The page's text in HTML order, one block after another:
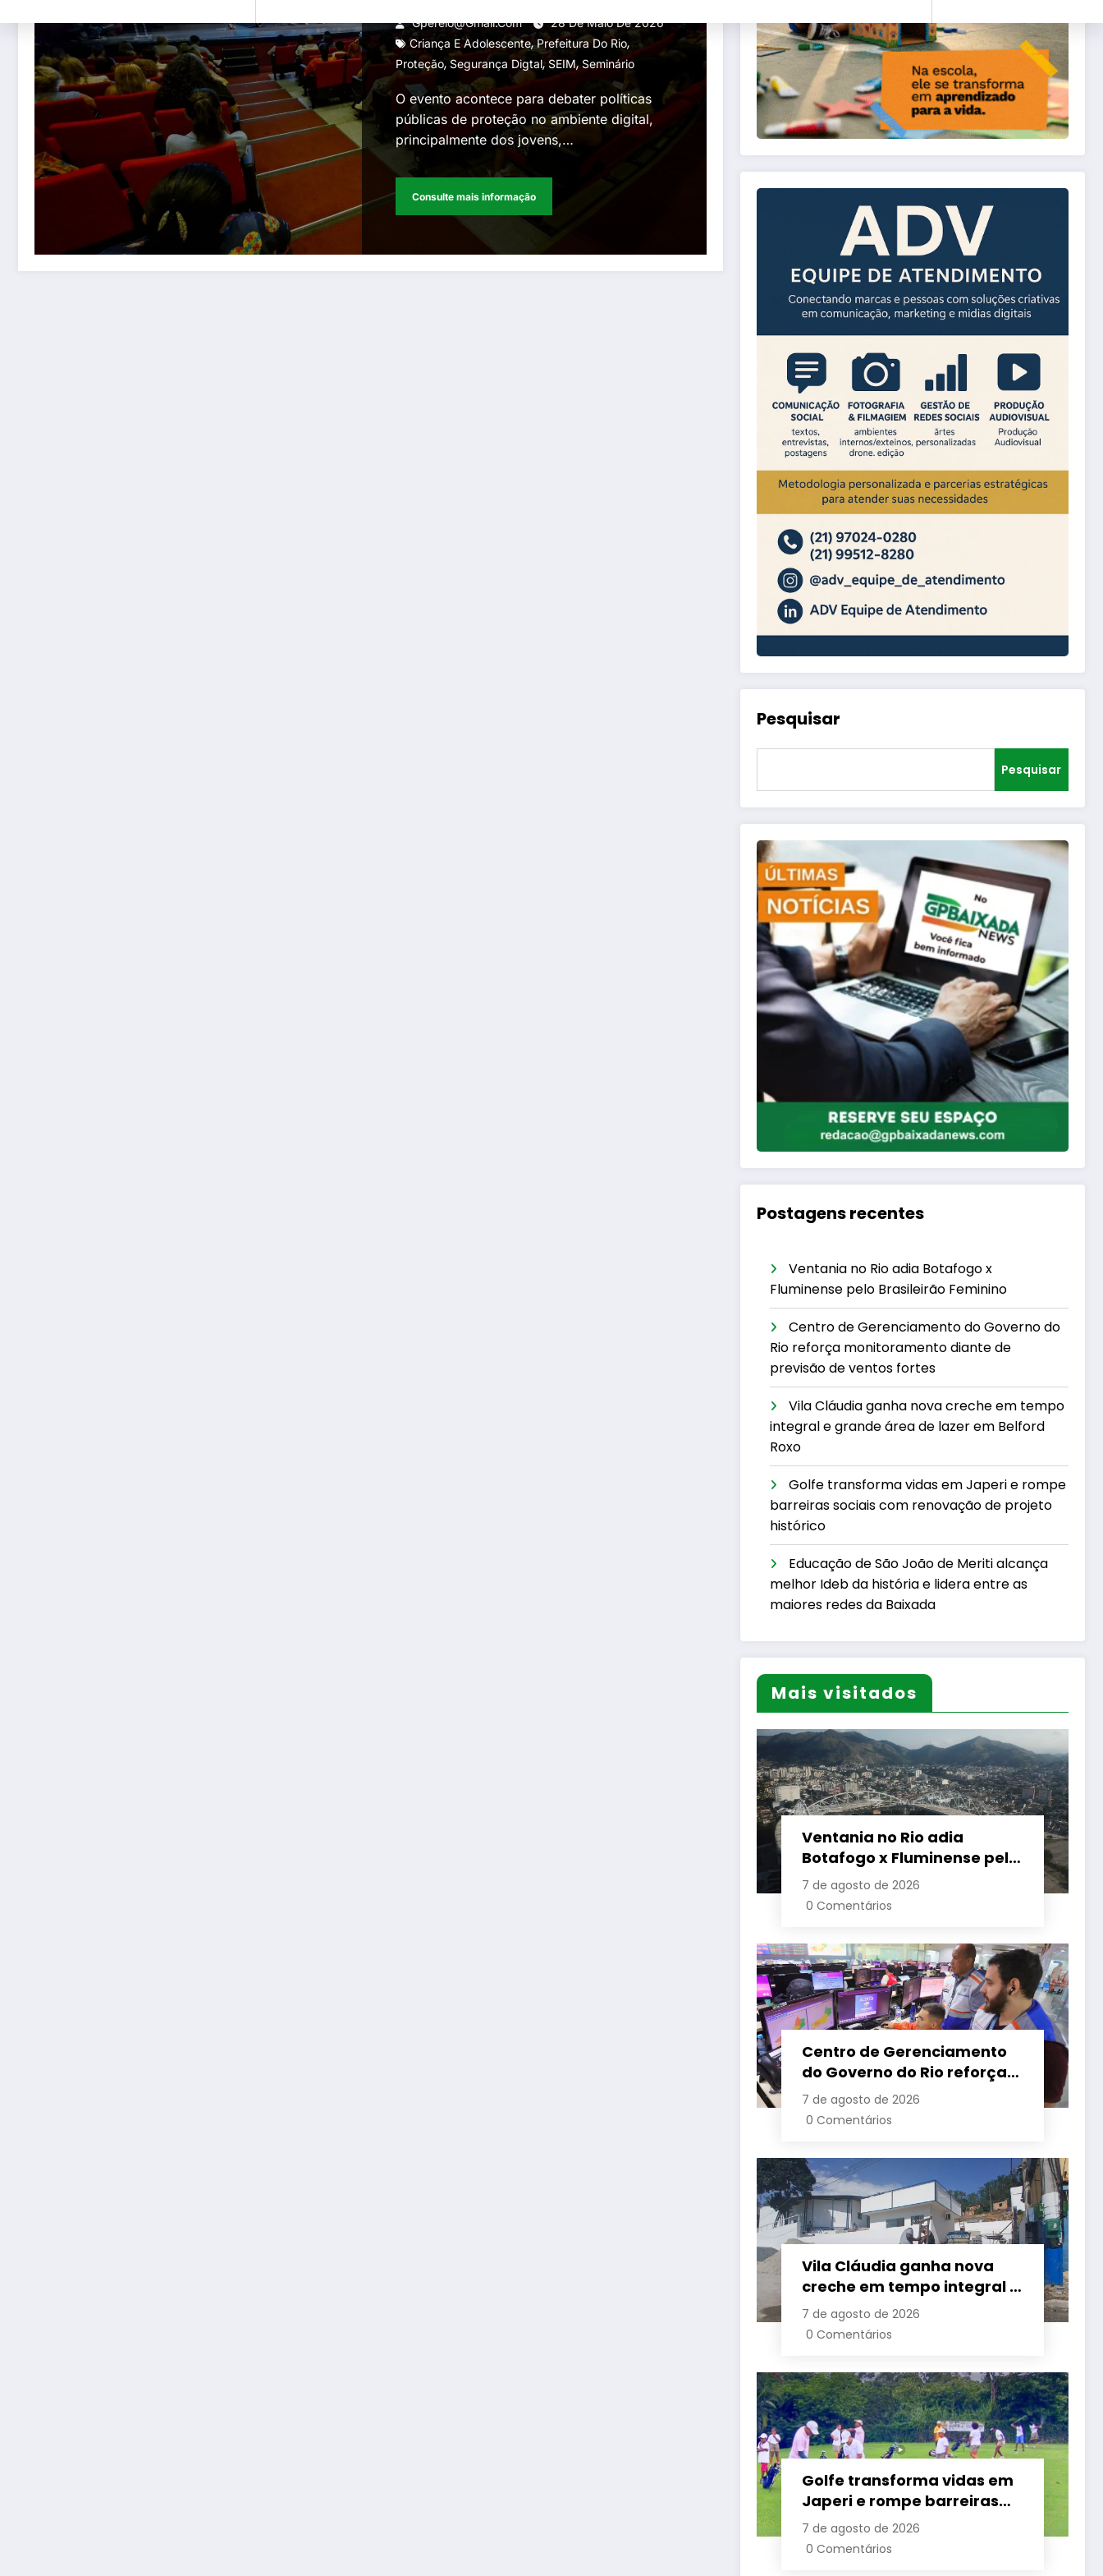
segurança digital e proteção
de dados de crianças e
adolescentes
Gperelo@gmail.com
28 De Maio De 2026
Criança E Adolescente,Prefeitura Do Rio,
Proteção,Segurança Digtal,SEIM,Seminário
O evento acontece para debater políticas
públicas de proteção no ambiente digital,
principalmente dos jovens,…
Consulte mais informação
Pesquisar
Pesquisar
Postagens recentes
Ventania no Rio adia Botafogo x
Fluminense pelo Brasileirão Feminino
Centro de Gerenciamento do Governo do
Rio reforça monitoramento diante de
previsão de ventos fortes
Vila Cláudia ganha nova creche em tempo
integral e grande área de lazer em Belford
Roxo
Golfe transforma vidas em Japeri e rompe
barreiras sociais com renovação de projeto
histórico
Educação de São João de Meriti alcança
melhor Ideb da história e lidera entre as
maiores redes da Baixada
Mais visitados
Ventania no Rio adia
Botafogo x Fluminense pelo
Brasileirão Feminino
7 de agosto de 2026
0 Comentários
Centro de Gerenciamento
do Governo do Rio reforça
monitoramento diante de
previsão de ventos fortes
7 de agosto de 2026
0 Comentários
Vila Cláudia ganha nova
creche em tempo integral e
grande área de lazer em
Belford Roxo
7 de agosto de 2026
0 Comentários
Golfe transforma vidas em
Japeri e rompe barreiras
sociais com renovação de
projeto histórico
7 de agosto de 2026
0 Comentários